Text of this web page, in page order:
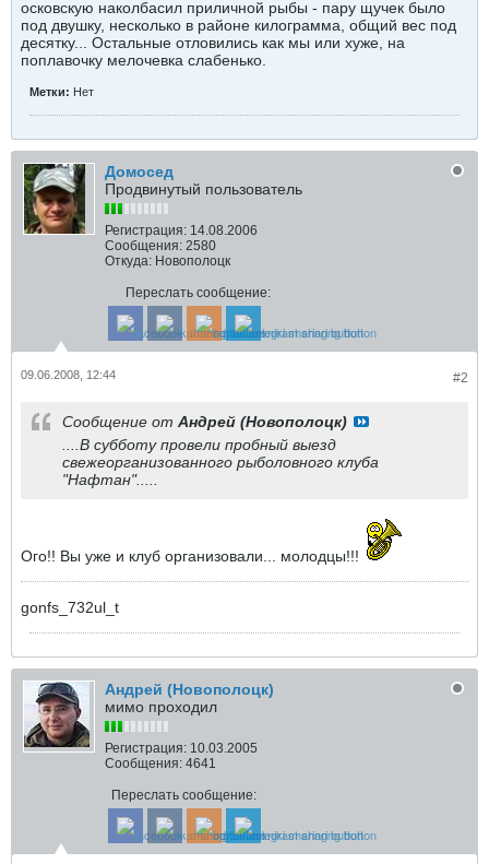
осковскую наколбасил приличной рыбы - пару щучек было
под двушку, несколько в районе килограмма, общий вес под
десятку... Остальные отловились как мы или хуже, на
поплавочку мелочевка слабенько.
Метки: Нет
Домосед
Продвинутый пользователь
Регистрация: 14.08.2006
Сообщения: 2580
Откуда: Новополоцк
Переслать сообщение:
#2
09.06.2008, 12:44
Сообщение от Андрей (Новополоцк)
....В субботу провели пробный выезд
свежеорганизованного рыболовного клуба
"Нафтан".....
Ого!! Вы уже и клуб организовали... молодцы!!!
gonfs_732ul_t
Андрей (Новополоцк)
мимо проходил
Регистрация: 10.03.2005
Сообщения: 4641
Переслать сообщение: